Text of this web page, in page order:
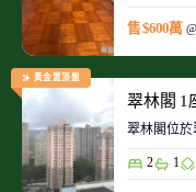
售 $600萬
黃金置頂盤
翠林閣 1
翠林閣位於
2 1